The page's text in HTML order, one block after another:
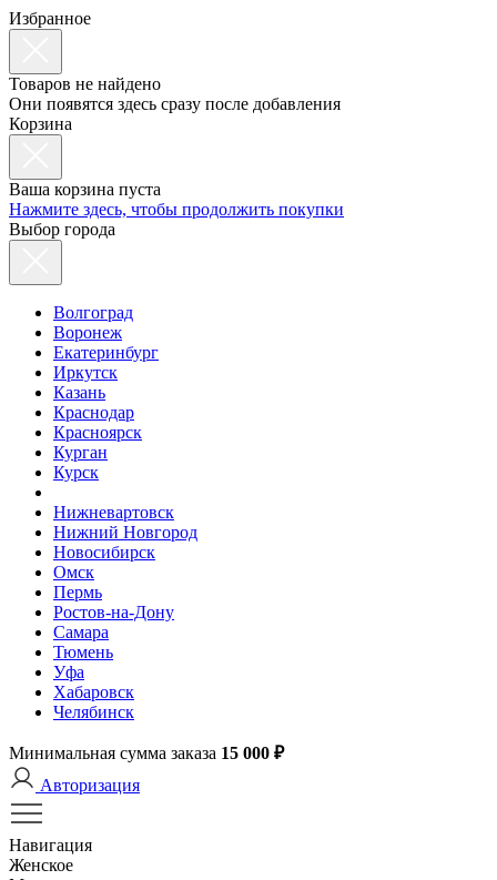
Избранное
Товаров не найдено
Они появятся здесь сразу после добавления
Корзина
Ваша корзина пуста
Нажмите здесь, чтобы продолжить покупки
Выбор города
Волгоград
Воронеж
Екатеринбург
Иркутск
Казань
Краснодар
Красноярск
Курган
Курск
Нижневартовск
Нижний Новгород
Новосибирск
Омск
Пермь
Ростов-на-Дону
Самара
Тюмень
Уфа
Хабаровск
Челябинск
Минимальная сумма заказа 15 000 ₽
Авторизация
Навигация
Женское